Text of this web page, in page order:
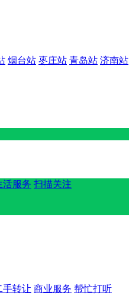
烟台站 枣庄站 青岛站 济南站
活服务 扫描关注
手转让 商业服务 帮忙打听